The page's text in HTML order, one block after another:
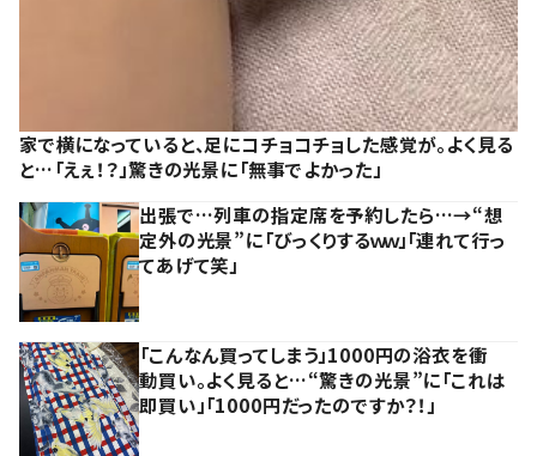
家で横になっていると、足にコチョコチョした感覚が。よく見る
と…「えぇ！？」驚きの光景に「無事でよかった」
出張で…列車の指定席を予約したら…→“想
定外の光景”に「びっくりするｗｗ」「連れて行っ
てあげて笑」
「こんなん買ってしまう」1000円の浴衣を衝
動買い。よく見ると…“驚きの光景”に「これは
即買い」「1000円だったのですか？！」